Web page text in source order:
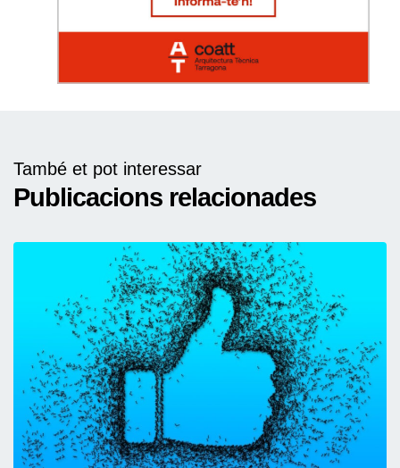
També et pot interessar
Publicacions relacionades